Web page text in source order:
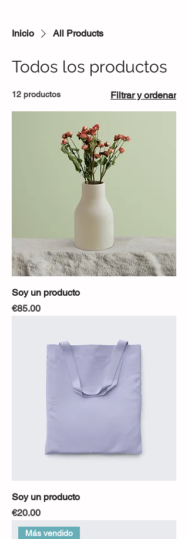
Inicio All Products
Todos los productos
12 productos Filtrar y ordenar
Soy un producto
Precio
€85.00
Soy un producto
Precio
€20.00
Más vendido